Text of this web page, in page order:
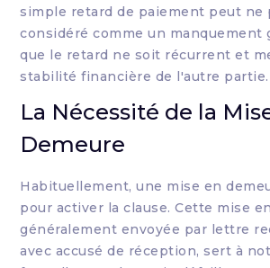
simple retard de paiement peut ne
considéré comme un manquement
que le retard ne soit récurrent et
stabilité financière de l'autre partie.
La Nécessité de la
Demeure
Habituellement, une mise en
pour activer la clause. Cette mise
généralement envoyée par lettre
avec accusé de réception, sert à